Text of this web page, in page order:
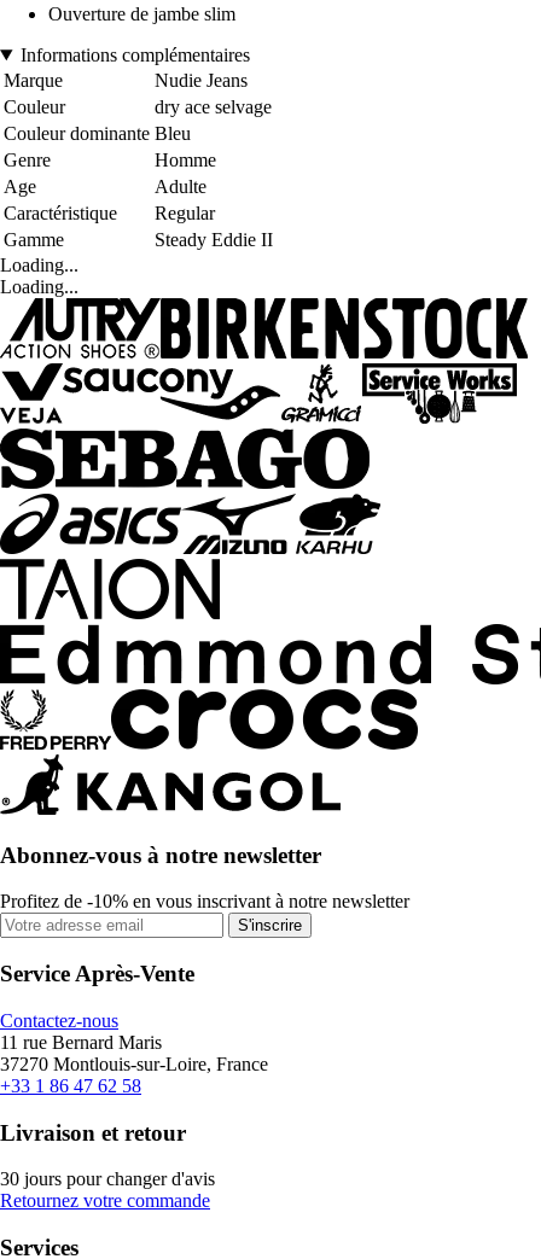
Ouverture de jambe slim
Informations complémentaires
Marque
Nudie Jeans
Couleur
dry ace selvage
Couleur dominante Bleu
Genre
Homme
Age
Adulte
Caractéristique
Regular
Gamme
Steady Eddie II
Loading...
Loading...
Abonnez-vous à notre newsletter
Profitez de -10% en vous inscrivant à notre newsletter
S'inscrire
Service Après-Vente
Contactez-nous
11 rue Bernard Maris
37270 Montlouis-sur-Loire, France
+33 1 86 47 62 58
Livraison et retour
30 jours pour changer d'avis
Retournez votre commande
Services